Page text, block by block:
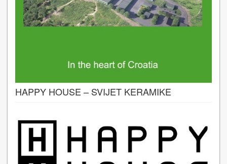
HAPPY HOUSE – SVIJET KERAMIKE